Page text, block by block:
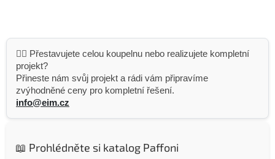
👷‍♂️ Přestavujete celou koupelnu nebo realizujete kompletní
projekt?
Přineste nám svůj projekt a rádi vám připravíme
zvýhodněné ceny pro kompletní řešení.
info@eim.cz
📖 Prohlédněte si katalog Paffoni